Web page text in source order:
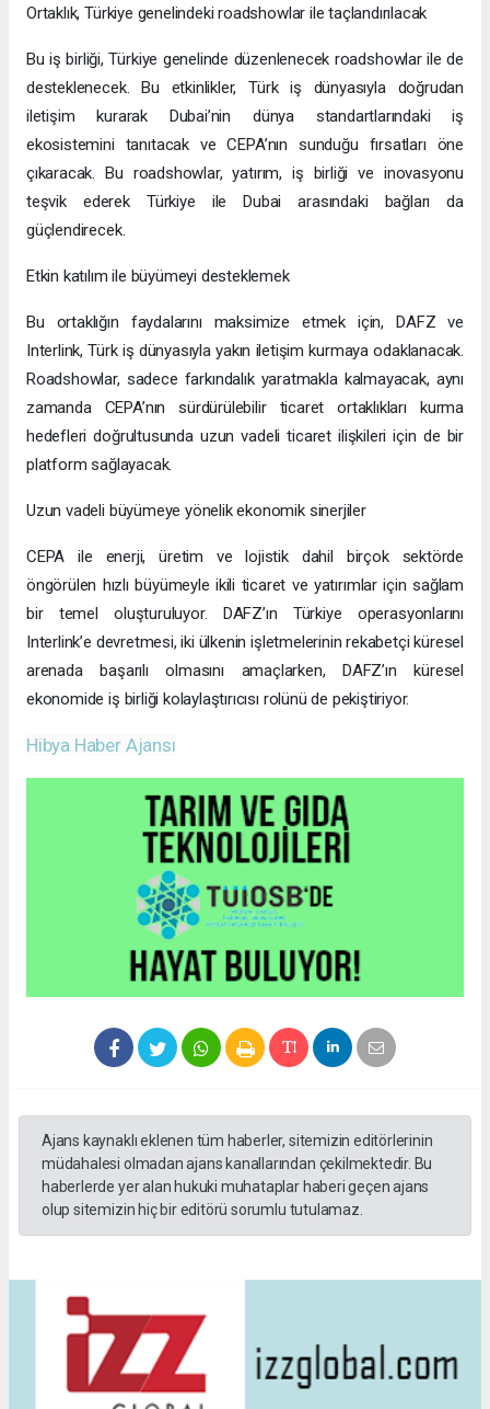
Ortaklık, Türkiye genelindeki roadshowlar ile taçlandırılacak
Bu iş birliği, Türkiye genelinde düzenlenecek roadshowlar ile de
desteklenecek. Bu etkinlikler, Türk iş dünyasıyla doğrudan
iletişim kurarak Dubai’nin dünya standartlarındaki iş
ekosistemini tanıtacak ve CEPA’nın sunduğu fırsatları öne
çıkaracak. Bu roadshowlar, yatırım, iş birliği ve inovasyonu
teşvik ederek Türkiye ile Dubai arasındaki bağları da
güçlendirecek.
Etkin katılım ile büyümeyi desteklemek
Bu ortaklığın faydalarını maksimize etmek için, DAFZ ve
Interlink, Türk iş dünyasıyla yakın iletişim kurmaya odaklanacak.
Roadshowlar, sadece farkındalık yaratmakla kalmayacak, aynı
zamanda CEPA’nın sürdürülebilir ticaret ortaklıkları kurma
hedefleri doğrultusunda uzun vadeli ticaret ilişkileri için de bir
platform sağlayacak.
Uzun vadeli büyümeye yönelik ekonomik sinerjiler
CEPA ile enerji, üretim ve lojistik dahil birçok sektörde
öngörülen hızlı büyümeyle ikili ticaret ve yatırımlar için sağlam
bir temel oluşturuluyor. DAFZ’ın Türkiye operasyonlarını
Interlink’e devretmesi, iki ülkenin işletmelerinin rekabetçi küresel
arenada başarılı olmasını amaçlarken, DAFZ’ın küresel
ekonomide iş birliği kolaylaştırıcısı rolünü de pekiştiriyor.
Hibya Haber Ajansı
Ajans kaynaklı eklenen tüm haberler, sitemizin editörlerinin
müdahalesi olmadan ajans kanallarından çekilmektedir. Bu
haberlerde yer alan hukuki muhataplar haberi geçen ajans
olup sitemizin hiç bir editörü sorumlu tutulamaz.